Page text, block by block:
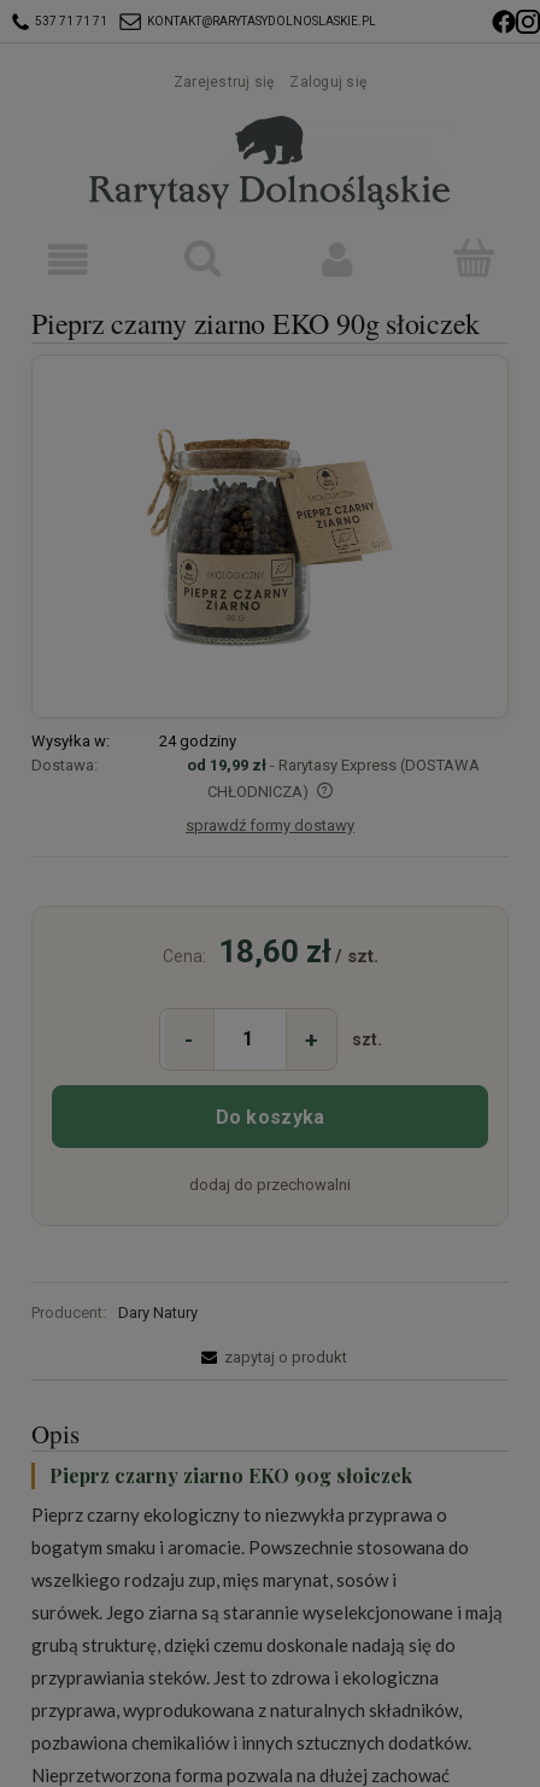
537 71 71 71 KONTAKT@RARYTASYDOLNOSLASKIE.PL
Zarejestruj się Zaloguj się
Pieprz czarny ziarno EKO 90g słoiczek
Wysyłka w:
24 godziny
Dostawa:
od 19,99 zł - Rarytasy Express (DOSTAWA
CHŁODNICZA)
Cena nie zawiera ewentualnych kosztów płatności
sprawdź formy dostawy
Cena: 18,60 zł/ szt.
- + szt.
Do koszyka
dodaj do przechowalni
Producent: Dary Natury
zapytaj o produkt
Opis
Pieprz czarny ziarno EKO 90g słoiczek
Pieprz czarny ekologiczny to niezwykła przyprawa o
bogatym smaku i aromacie. Powszechnie stosowana do
wszelkiego rodzaju zup, mięs marynat, sosów i
surówek. Jego ziarna są starannie wyselekcjonowane i mają
grubą strukturę, dzięki czemu doskonale nadają się do
przyprawiania steków. Jest to zdrowa i ekologiczna
przyprawa, wyprodukowana z naturalnych składników,
pozbawiona chemikaliów i innych sztucznych dodatków.
Nieprzetworzona forma pozwala na dłużej zachować